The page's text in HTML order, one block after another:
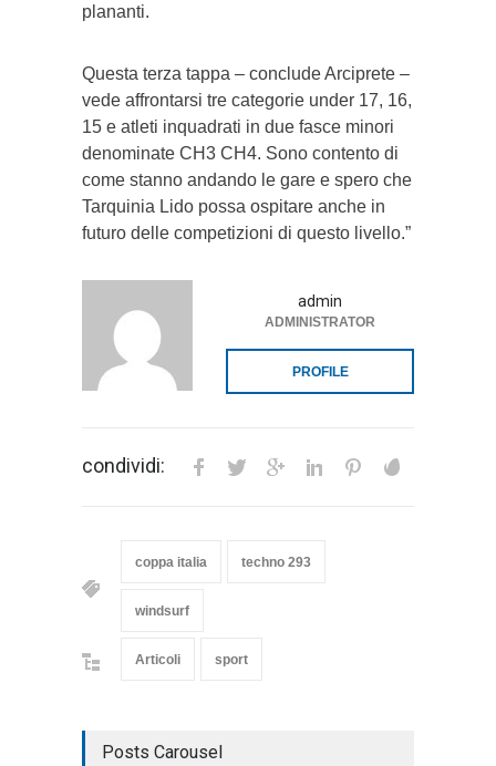
plananti.
Questa terza tappa – conclude Arciprete –
vede affrontarsi tre categorie under 17, 16,
15 e atleti inquadrati in due fasce minori
denominate CH3 CH4. Sono contento di
come stanno andando le gare e spero che
Tarquinia Lido possa ospitare anche in
futuro delle competizioni di questo livello.”
admin
ADMINISTRATOR
PROFILE
condividi:
coppa italia techno 293
windsurf
Articoli sport
Posts Carousel